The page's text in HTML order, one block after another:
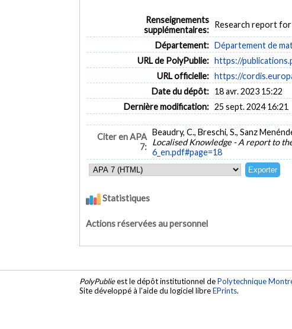
Renseignements
supplémentaires:
Research report
Département: Département de
URL de PolyPublie: https://
URL officielle: https://
Date du dépôt: 18 avr. 2023 15:22
Dernière modification: 25 sept. 2024 16:21
Citer en APA
7:
Beaudry, C., Breschi, S., Sanz
Localised Knowledge - A report to
6_en.pdf#page=18
Statistiques
Actions réservées au personnel
PolyPublieest le dépôt institutionnel dePolytechnique
Site développé à l'aide du logiciel libreEPrints.